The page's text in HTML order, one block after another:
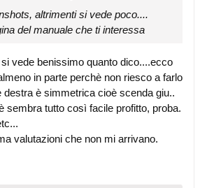
altrimenti si vede poco....
del manuale che ti interessa
vede benissimo quanto dico....ecco
in parte perchè non riesco a farlo
destra è simmetrica cioè scenda giu..
sembra tutto così facile profitto, proba.
valutazioni che non mi arrivano.